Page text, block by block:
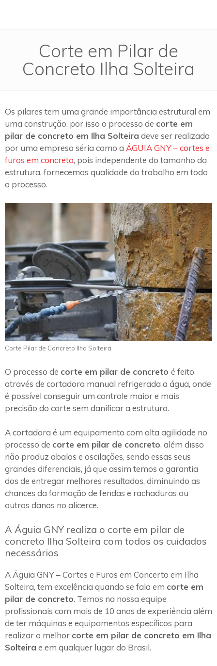
Corte em Pilar de
Concreto Ilha Solteira
Os pilares tem uma grande importância estrutural em
uma construção, por isso o processo de corte em
pilar de concreto em Ilha Solteira deve ser realizado
por uma empresa séria como a ÁGUIA GNY – cortes e
furos em concreto, pois independente do tamanho da
estrutura, fornecemos qualidade do trabalho em todo
o processo.
Corte Pilar de Concreto Ilha Solteira
O processo de corte em pilar de concreto é feito
através de cortadora manual refrigerada a água, onde
é possível conseguir um controle maior e mais
precisão do corte sem danificar a estrutura.
A cortadora é um equipamento com alta agilidade no
processo de corte em pilar de concreto, além disso
não produz abalos e oscilações, sendo essas seus
grandes diferenciais, já que assim temos a garantia
dos de entregar melhores resultados, diminuindo as
chances da formação de fendas e rachaduras ou
outros danos no alicerce.
A Águia GNY realiza o corte em pilar de
concreto Ilha Solteira com todos os cuidados
necessários
A Águia GNY – Cortes e Furos em Concerto em Ilha
Solteira, tem excelência quando se fala em corte em
pilar de concreto. Temos na nossa equipe
profissionais com mais de 10 anos de experiência além
de ter máquinas e equipamentos específicos para
realizar o melhor corte em pilar de concreto em Ilha
Solteira e em qualquer lugar do Brasil.